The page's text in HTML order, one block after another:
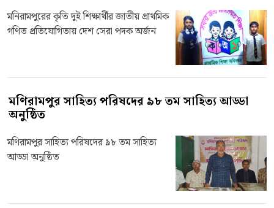
মনিরামপুরের কৃতি দুই শিক্ষার্থীর জাতীয় প্রাথমিক
গণিত প্রতিযোগিতায় দেশ সেরা পদক অর্জন
মণিরামপুর সাহিত্য পরিষদের ৯৮ তম সাহিত্য আড্ডা
অনুষ্ঠিত
মণিরামপুর সাহিত্য পরিষদের ৯৮ তম সাহিত্য
আড্ডা অনুষ্ঠিত